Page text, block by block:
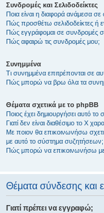
Συνδρομές και Σελιδοδείκτες
Ποια είναι η διαφορά ανάμεσα σε
Πώς προσθέτω σελιδοδείκτες ή
Πώς εγγράφομαι σε συνδρομές
Πώς αφαιρώ τις συνδρομές μου;
Συνημμένα
Τι συνημμένα επιτρέπονται σε
Πώς μπορώ να βρω όλα τα
Θέματα σχετικά με το phpBB
Ποιος έχει δημιουργήσει αυτό
Γιατί δεν είναι διαθέσιμο το Χ
Με ποιον θα επικοινωνήσω
με αυτό το σύστημα συζητήσεων;
Πώς μπορώ να επικοινωνήσω με
Θέματα σύνδεσης και
Γιατί πρέπει να εγγραφώ;